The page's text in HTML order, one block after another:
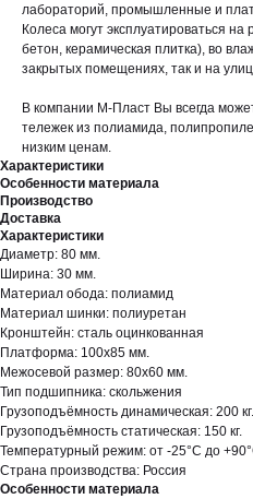
лабораторий, промышленные и
Колеса могут эксплуатироваться
бетон, керамическая плитка), во
закрытых помещениях, так и на
В компании М-Пласт Вы всегда
тележек из полиамида,
низким ценам.
Характеристики
Особенности материала
Производство
Доставка
Характеристики
Диаметр: 80 мм.
Ширина: 30 мм.
Материал обода: полиамид
Материал шинки: полиуретан
Кронштейн: сталь оцинкованная
Платформа: 100х85 мм.
Межосевой размер: 80х60 мм.
Тип подшипника: скольжения
Грузоподъёмность динамическая: 200 кг.
Грузоподъёмность статическая: 150 кг.
Температурный режим: от -25°С до
Страна производства: Россия
Особенности материала